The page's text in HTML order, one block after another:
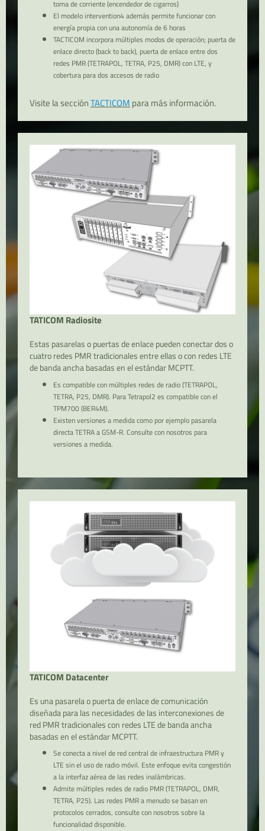
toma de corriente (encendedor de cigarros)
El modelo intervention4 además permite funcionar con
energía propia con una autonomía de 6 horas
TACTICOM incorpora múltiples modos de operación; puerta de
enlace directo (back to back), puerta de enlace entre dos
redes PMR (TETRAPOL, TETRA, P25, DMR) con LTE, y
cobertura para dos accesos de radio
Visite la secciónTACTICOM para más información.
TATICOM Radiosite
Estas pasarelas o puertas de enlace pueden conectar dos o
cuatro redes PMR tradicionales entre ellas o con redes LTE
de banda ancha basadas en el estándar MCPTT.
Es compatible con múltiples redes de radio (TETRAPOL,
TETRA, P25, DMR). Para Tetrapol2 es compatible con el
TPM700 (BER4M).
Existen versiones a medida como por ejemplo pasarela
directa TETRA a GSM-R. Consulte con nosotros para
versiones a medida.
TATICOM Datacenter
Es una pasarela o puerta de enlace de comunicación
diseñada para las necesidades de las interconexiones de
red PMR tradicionales con redes LTE de banda ancha
basadas en el estándar MCPTT.
Se conecta a nivel de red central de infraestructura PMR y
LTE sin el uso de radio móvil. Este enfoque evita congestión
a la interfaz aérea de las redes inalámbricas.
Admite múltiples redes de radio PMR (TETRAPOL, DMR,
TETRA, P25). Las redes PMR a menudo se basan en
protocolos cerrados, consulte con nosotros sobre la
funcionalidad disponible.